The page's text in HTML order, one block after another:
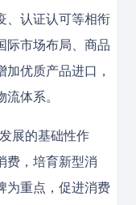
、认证认可等相衔
际市场布局、商品
优质产品进口，
体系。
展的基础性作
费，培育新型消
为重点，促进消费